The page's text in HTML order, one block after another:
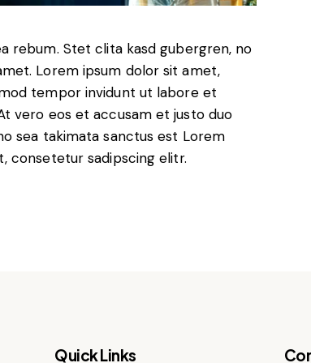
rebum. Stet clita kasd gubergren, no
Lorem ipsum dolor sit amet,
tempor invidunt ut labore et
vero eos et accusam et justo duo
sea takimata sanctus est Lorem
consetetur sadipscing elitr.
Quick Links